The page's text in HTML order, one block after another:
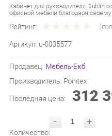
Рейтинг:
Артикул: u-0035577
Производитель:Pointex
Последняя цена: 312
-
УТОЧНИТЬ